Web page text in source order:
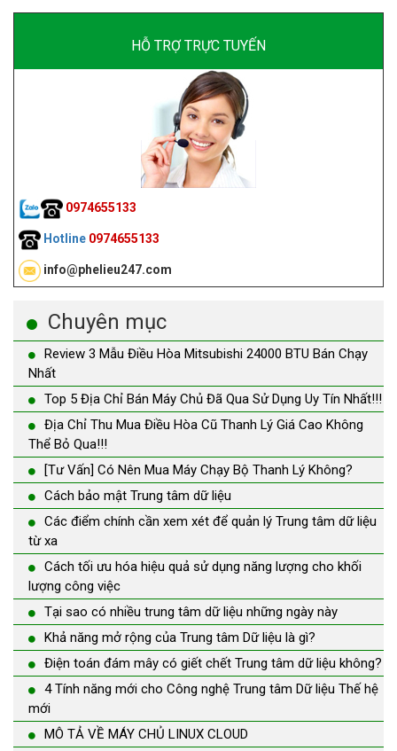
HỖ TRỢ TRỰC TUYẾN
0974655133
Hotline 0974655133
info@phelieu247.com
Chuyên mục
Review 3 Mẫu Điều Hòa Mitsubishi 24000 BTU Bán Chạy
Nhất
Top 5 Địa Chỉ Bán Máy Chủ Đã Qua Sử Dụng Uy Tín Nhất!!!
Địa Chỉ Thu Mua Điều Hòa Cũ Thanh Lý Giá Cao Không
Thể Bỏ Qua!!!
[Tư Vấn] Có Nên Mua Máy Chạy Bộ Thanh Lý Không?
Cách bảo mật Trung tâm dữ liệu
Các điểm chính cần xem xét để quản lý Trung tâm dữ liệu
từ xa
Cách tối ưu hóa hiệu quả sử dụng năng lượng cho khối
lượng công việc
Tại sao có nhiều trung tâm dữ liệu những ngày này
Khả năng mở rộng của Trung tâm Dữ liệu là gì?
Điện toán đám mây có giết chết Trung tâm dữ liệu không?
4 Tính năng mới cho Công nghệ Trung tâm Dữ liệu Thế hệ
mới
MÔ TẢ VỀ MÁY CHỦ LINUX CLOUD